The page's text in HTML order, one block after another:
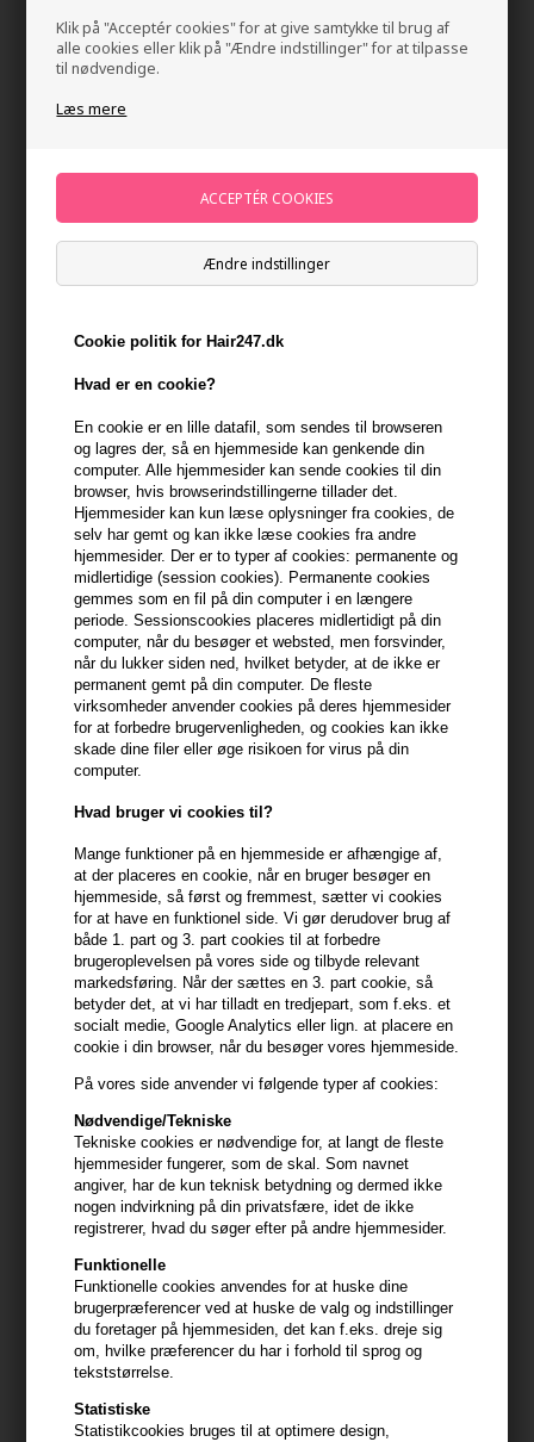
Klik på "Acceptér cookies" for at give samtykke til brug af
alle cookies eller klik på "Ændre indstillinger" for at tilpasse
til nødvendige.
Læs mere
Ændre indstillinger
Cookie politik for Hair247.dk
Hvad er en cookie?
En cookie er en lille datafil, som sendes til browseren
og lagres der, så en hjemmeside kan genkende din
computer. Alle hjemmesider kan sende cookies til din
browser, hvis browserindstillingerne tillader det.
Hjemmesider kan kun læse oplysninger fra cookies, de
selv har gemt og kan ikke læse cookies fra andre
hjemmesider. Der er to typer af cookies: permanente og
midlertidige (session cookies). Permanente cookies
gemmes som en fil på din computer i en længere
periode. Sessionscookies placeres midlertidigt på din
computer, når du besøger et websted, men forsvinder,
når du lukker siden ned, hvilket betyder, at de ikke er
permanent gemt på din computer. De fleste
virksomheder anvender cookies på deres hjemmesider
for at forbedre brugervenligheden, og cookies kan ikke
skade dine filer eller øge risikoen for virus på din
computer.
Hvad bruger vi cookies til?
Mange funktioner på en hjemmeside er afhængige af,
at der placeres en cookie, når en bruger besøger en
hjemmeside, så først og fremmest, sætter vi cookies
for at have en funktionel side. Vi gør derudover brug af
både 1. part og 3. part cookies til at forbedre
brugeroplevelsen på vores side og tilbyde relevant
markedsføring. Når der sættes en 3. part cookie, så
betyder det, at vi har tilladt en tredjepart, som f.eks. et
socialt medie, Google Analytics eller lign. at placere en
cookie i din browser, når du besøger vores hjemmeside.
På vores side anvender vi følgende typer af cookies:
Nødvendige/Tekniske
Tekniske cookies er nødvendige for, at langt de fleste
hjemmesider fungerer, som de skal. Som navnet
angiver, har de kun teknisk betydning og dermed ikke
nogen indvirkning på din privatsfære, idet de ikke
registrerer, hvad du søger efter på andre hjemmesider.
Funktionelle
Funktionelle cookies anvendes for at huske dine
brugerpræferencer ved at huske de valg og indstillinger
du foretager på hjemmesiden, det kan f.eks. dreje sig
om, hvilke præferencer du har i forhold til sprog og
tekststørrelse.
Statistiske
Statistikcookies bruges til at optimere design,
- PostNord Pakkeshop : 29,00 kr
leverer til en anden pakkeshop pga. pladsproblemer
Uafhentede pakker pakkeshop/pakkeboks
- pakker leveret til pakkeboks eller pakkeshop skal
omkostning ligger pt. på 39,00 DKK.
FORTRYD / RETURNER DIT KØB
Hair247.dk tilbyder 365 dages returret. Dvs. at pakken skal være
retur hos os inden 365 dage efter købet.
Du skal selv betale for at pakken returneres, og det er dig, der
hæfter, hvis der opstår en skade under transporten.
Visse varer kan ikke returneres med normal post. Dette gælder for
shampoo mm der kan gå i stykker ved brug af almindelig
postforsendelse.
Du kan evt bruge vores returportal til returnering. Her kan du
hente en GLS retur QR kode, som du kan vise i en GLS pakkeshop.
Så printer de en label til pakken.
HÉR.
Når varen kommer retur refunderer vi købsbeløbet fratrukket
39,00 i returporto.
Varens stand, når du sender den retur
Hvis varen har mistet værdi, og det skyldes at du har brugt den på
en anden måde, end hvad der var nødvendigt for at fastslå varens
art, egenskaber og den måde, den fungerer, kan du kun få en del
af købsbeløbet tilbage. Beløbet du kan få tilbage afhænger af
at du kun kan få fragtomkostningerne tilbage.
Vi anbefaler, at du sender varen retur i den originale emballage.
Hvis den originale emballage mangler, kan det muligvis medføre
en værdiforringelse af varen.
Tilbagebetaling af købsbeløbet
Hvis du fortryder dit køb, får du dine penge tilbage. Hvis varen er
værdiforringet, fratrækker vi det beløb, du hæfter for.
Vi refunderer alle betalinger modtaget fra dig, herunder
leveringsomkostninger (det gælder dog ikke ekstra
leveringsomkostninger i de tilfælde, hvor du har valgt en anden
leveringsform, end den billigste form for standardlevering, som vi
tilbyder, senest 3 dage efter varen er modtaget hos os.